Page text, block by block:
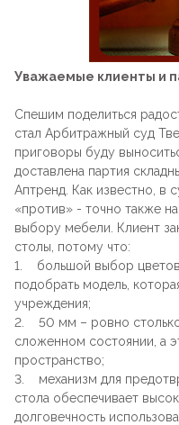
Уважаемые клиенты и
Спешим поделиться
стал Арбитражный суд
приговоры буду
доставлена партия
Аптренд. Как известно, в
«против» - точно также
выбору мебели. Клиент
столы, потому что:
1. большой выбор
подобрать модель,
учреждения;
2. 50 мм – ровно столько
сложенном состоянии, а
пространство;
3. механизм для
стола обеспечивает
долговечность
Барные
Под старину
Для летнего
На
Пластиковые
Банкетные
Круглые
Лофт
Дизайнерские
Барные
Банкетные
Для фудкорта
Для гостиниц
Конференц-
Складные
Складные столы
Стойки
Предметы
Подушки
Скамейки
Сцены и
Урны для
Пластиковая